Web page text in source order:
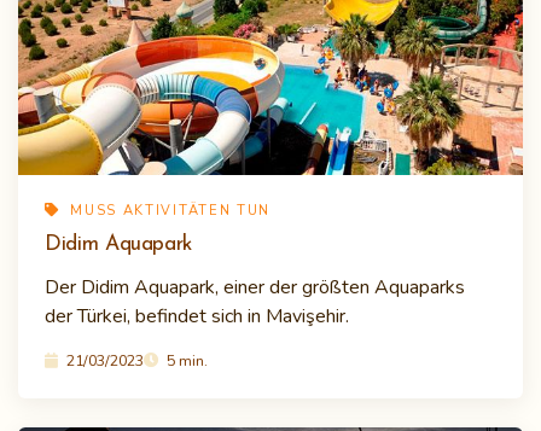
MUSS AKTIVITÄTEN TUN
Didim Aquapark
Der Didim Aquapark, einer der größten Aquaparks
der Türkei, befindet sich in Mavişehir.
21/03/2023 5 min.